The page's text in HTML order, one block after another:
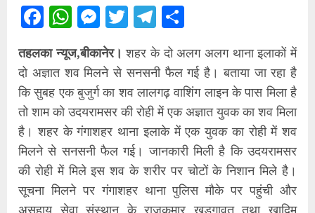
Facebook
WhatsApp
Messenger
TwitterTelegram
तहलका न्यूज,बीकानेर। शहर के दो अलग अलग थाना इलाकों में
दो अज्ञात शव मिलने से सनसनी फैल गई है। बताया जा रहा है
कि सुबह एक बुजुर्ग का शव लालगढ़ वाशिंग लाइन के पास मिला है
तो शाम को उदयरामसर की रोही में एक अज्ञात युवक का शव मिला
है। शहर के गंगाशहर थाना इलाके में एक युवक का रोही में शव
मिलने से सनसनी फैल गई। जानकारी मिली है कि उदयरामसर
की रोही में मिले इस शव के शरीर पर चोटों के निशान मिले है।
सूचना मिलने पर गंगाशहर थाना पुलिस मौके पर पहुंची और
असहाय सेवा संस्थान के राजकुमार खडगावत तथा खादिम